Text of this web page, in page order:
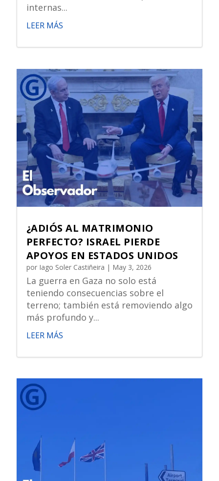
internas...
LEER MÁS
¿ADIÓS AL MATRIMONIO
PERFECTO? ISRAEL PIERDE
APOYOS EN ESTADOS UNIDOS
por Iago Soler Castiñeira | May 3, 2026
La guerra en Gaza no solo está
teniendo consecuencias sobre el
terreno; también está removiendo algo
más profundo y...
LEER MÁS